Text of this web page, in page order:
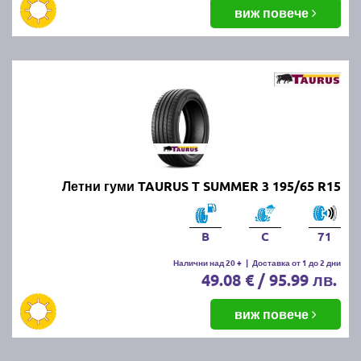
балансировка и реглаж на предния и задния мост.
Неравномерното износване може да е знак за
гуми.
Как да се грижим за летните
Проверявайте редовно налягането, дълбочината
на протектора и състоянието на гумите. Избягвайте
рязко спиране и агресивно шофиране, тъй като
това води до по-бързо износване. Почиствайте
гумите от кал и камъчета и ги проверявайте за
Как се съхраняват зимните и
летни гуми?
виж повече
Летни гуми TAURUS T SUMMER 3 195/65 R15
B C 71
Налични над 20 + | Доставка от 1 до 2 дни
49.08 € / 95.99 лв.
виж повече